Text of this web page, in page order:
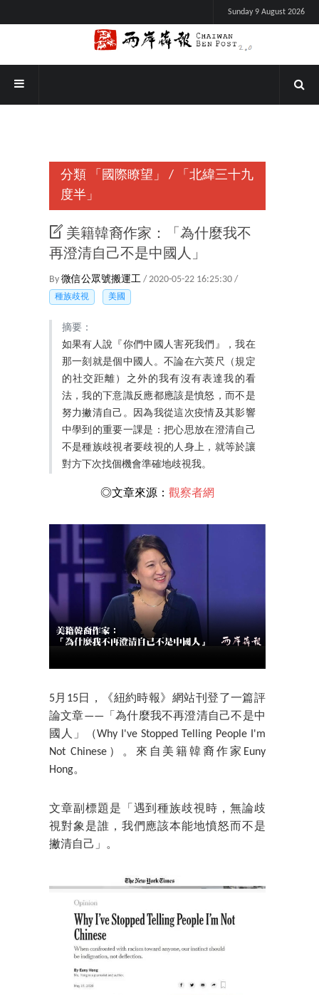
Sunday 9 August 2026
分類 「國際瞭望」 /
「北緯三十九
度半」
美籍韓裔作家：「為什麼我不
再澄清自己不是中國人」
By 微信公眾號搬運工 / 2020-05-22 16:25:30 /
種族歧視 美國
摘要：
如果有人說『你們中國人害死我們』，我在
那一刻就是個中國人。不論在六英尺（規定
的社交距離）之外的我有沒有表達我的看
法，我的下意識反應都應該是憤怒，而不是
努力撇清自己。因為我從這次疫情及其影響
中學到的重要一課是：把心思放在澄清自己
不是種族歧視者要歧視的人身上，就等於讓
對方下次找個機會準確地歧視我。
◎文章來源： 觀察者網
5月15日，《紐約時報》網站刊登了一篇評
論文章——「為什麼我不再澄清自己不是中
國人」（Why I've Stopped Telling People I'm
Not Chinese）。來自美籍韓裔作家Euny
Hong。
文章副標題是「遇到種族歧視時，無論歧
視對象是誰，我們應該本能地憤怒而不是
撇清自己」。